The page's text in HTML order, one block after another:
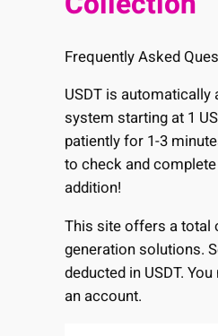
Frequently Asked
USDT is automatically
system starting at 1
patiently for 1-3
to check and
addition!
This site offers a total
generation solutions.
deducted in USDT.
an account.